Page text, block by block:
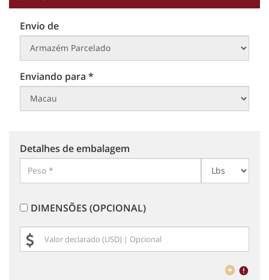
Envio de
Enviando para *
Detalhes de embalagem
DIMENSÕES (OPCIONAL)